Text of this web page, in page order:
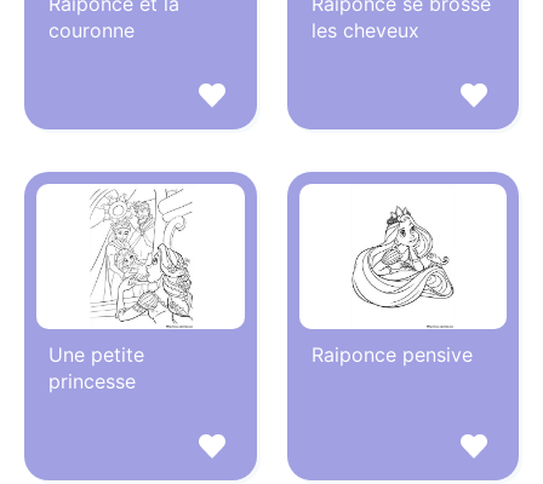
couronne
les cheveux
Une petite
princesse
Raiponce pensive